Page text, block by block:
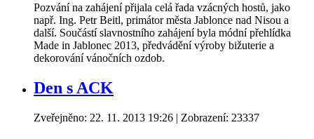
Pozvání na zahájení přijala celá řada vzácných hostů, jako
např. Ing. Petr Beitl, primátor města Jablonce nad Nisou a
další. Součástí slavnostního zahájení byla módní přehlídka
Made in Jablonec 2013, předvádění výroby bižuterie a
dekorování vánočních ozdob.
Den s ACK
Zveřejněno: 22. 11. 2013 19:26 | Zobrazení: 23337